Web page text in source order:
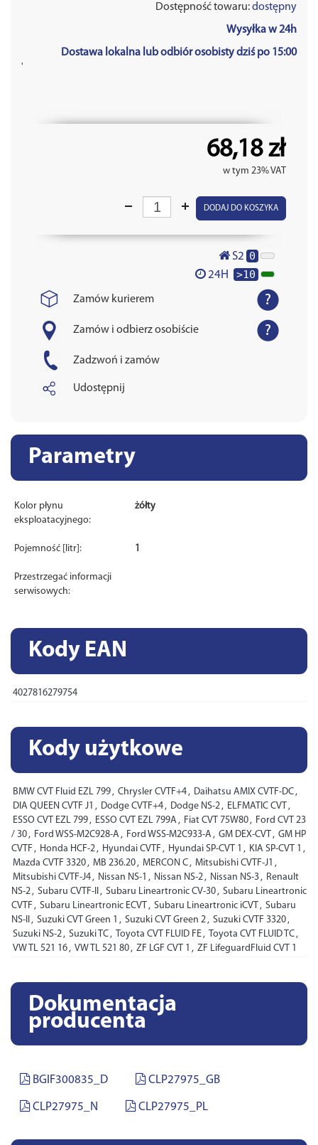
Dostępność towaru:dostępny
Wysyłka w 24h
Dostawa lokalna lub odbiór osobisty dziś po 15:00
'
68,18 zł
w tym 23% VAT
DODAJ DO KOSZYKA
S2 0
24H >10
Zamów kurierem
Zamów i odbierz osobiście
Zadzwoń i zamów
Udostępnij
Parametry
Kolor płynu
eksploatacyjnego:
żółty
Pojemność [litr]: 1
Przestrzegać informacji
serwisowych:
Kody EAN
4027816279754
Kody użytkowe
BMW CVT Fluid EZL 799 , Chrysler CVTF+4 , Daihatsu AMIX CVTF-DC ,
DIA QUEEN CVTF J1 , Dodge CVTF+4 , Dodge NS-2 , ELFMATIC CVT ,
ESSO CVT EZL 799 , ESSO CVT EZL 799A , Fiat CVT 75W80 , Ford CVT 23
/ 30 , Ford WSS-M2C928-A , Ford WSS-M2C933-A , GM DEX-CVT , GM HP
CVTF , Honda HCF-2 , Hyundai CVTF , Hyundai SP-CVT 1 , KIA SP-CVT 1 ,
Mazda CVTF 3320 , MB 236.20 , MERCON C , Mitsubishi CVTF-J1 ,
Mitsubishi CVTF-J4 , Nissan NS-1 , Nissan NS-2 , Nissan NS-3 , Renault
NS-2 , Subaru CVTF-II , Subaru Lineartronic CV-30 , Subaru Lineartronic
CVTF , Subaru Lineartronic ECVT , Subaru Lineartronic iCVT , Subaru
NS-II , Suzuki CVT Green 1 , Suzuki CVT Green 2 , Suzuki CVTF 3320 ,
Suzuki NS-2 , Suzuki TC , Toyota CVT FLUID FE , Toyota CVT FLUID TC ,
VW TL 521 16 , VW TL 521 80 , ZF LGF CVT 1 , ZF LifeguardFluid CVT 1
Dokumentacja
producenta
BGIF300835_D CLP27975_GB
CLP27975_N CLP27975_PL